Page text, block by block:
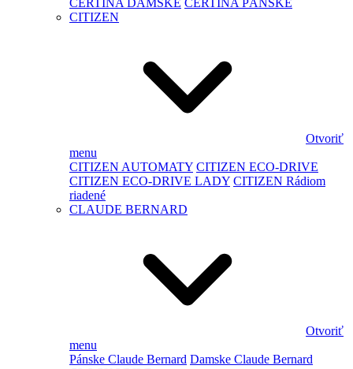
CERTINA DÁMSKÉ CERTINA PÁNSKÉ
CITIZEN
Otvoriť
menu
CITIZEN AUTOMATY CITIZEN ECO-DRIVE
CITIZEN ECO-DRIVE LADY CITIZEN Rádiom
riadené
CLAUDE BERNARD
Otvoriť
menu
Pánske Claude Bernard Damske Claude Bernard